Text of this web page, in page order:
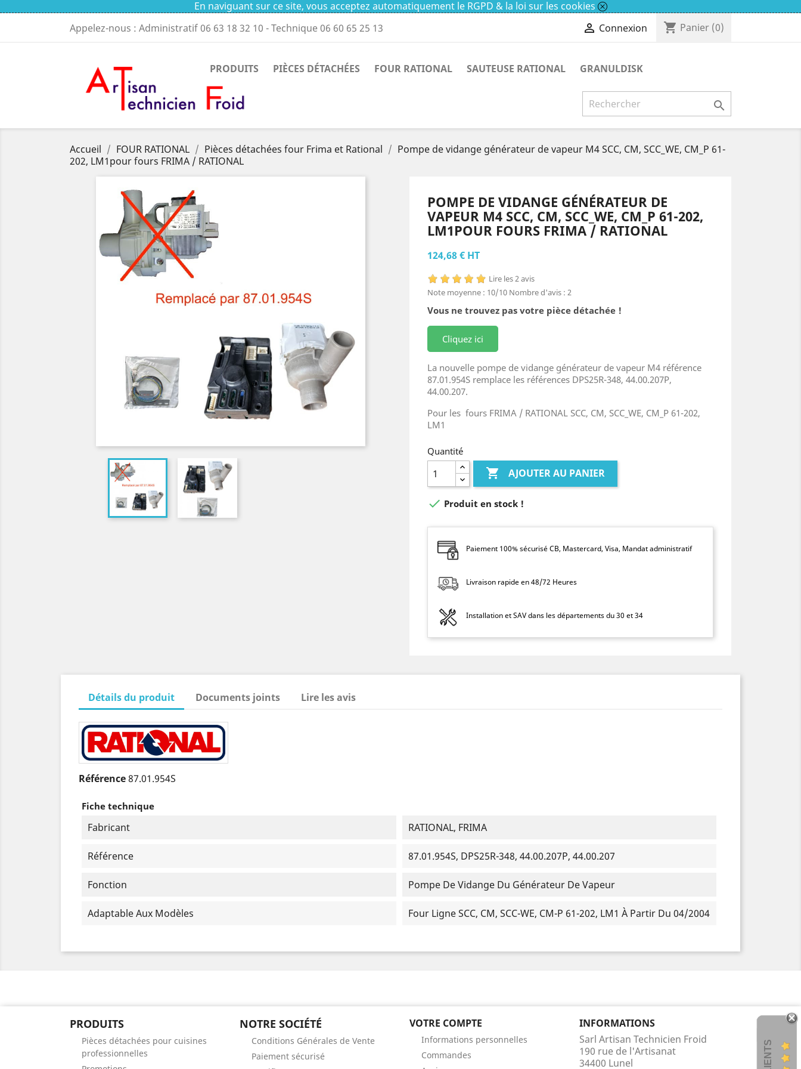
En naviguant sur ce site, vous acceptez automatiquement le RGPD & la loi sur les cookies
Appelez-nous : Administratif06 63 18 32 10 - Technique 06 60 65 25 13  Connexion shopping_cart Panier (0)
PRODUITS PIÈCES DÉTACHÉES FOUR RATIONAL SAUTEUSE RATIONAL GRANULDISK

Accueil FOUR RATIONAL Pièces détachées four Frima et Rational
Pompe de vidange générateur de vapeur M4 SCC, CM, SCC_WE, CM_P 61-
202, LM1pour fours FRIMA / RATIONAL
POMPE DE VIDANGE GÉNÉRATEUR DE
VAPEUR M4 SCC, CM, SCC_WE, CM_P 61-202,
LM1POUR FOURS FRIMA / RATIONAL
124,68 € HT
Lire les 2 avis
Note moyenne : 10/10 Nombre d'avis : 2
Vous ne trouvez pas votre pièce détachée !
Cliquez ici
La nouvelle pompe de vidange générateur de vapeur M4 référence
87.01.954S remplace les références DPS25R-348, 44.00.207P,
44.00.207.
Pour les fours FRIMA / RATIONAL SCC, CM, SCC_WE, CM_P 61-202,
LM1
Quantité
 AJOUTER AU PANIER
 Produit en stock !
Paiement 100% sécurisé CB, Mastercard, Visa, Mandat administratif
Livraison rapide en 48/72 Heures
Installation et SAV dans les départements du 30 et 34
Détails du produit Documents joints Lire les avis
Référence 87.01.954S
Fiche technique
Fabricant RATIONAL, FRIMA
Référence 87.01.954S, DPS25R-348, 44.00.207P, 44.00.207
Fonction Pompe De Vidange Du Générateur De Vapeur
Adaptable Aux Modèles Four Ligne SCC, CM, SCC-WE, CM-P 61-202, LM1 À Partir Du 04/2004
PRODUITS
Pièces détachées pour cuisines
professionnelles
NOTRE SOCIÉTÉ
Conditions Générales de Vente
Paiement sécurisé
VOTRE COMPTE
Informations personnelles
Commandes
INFORMATIONS
Sarl Artisan Technicien Froid
190 rue de l'Artisanat
34400 Lunel